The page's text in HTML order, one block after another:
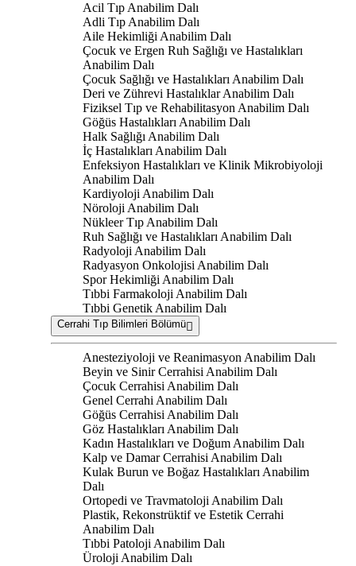
Acil Tıp Anabilim Dalı
Adli Tıp Anabilim Dalı
Aile Hekimliği Anabilim Dalı
Çocuk ve Ergen Ruh Sağlığı ve Hastalıkları
Anabilim Dalı
Çocuk Sağlığı ve Hastalıkları Anabilim Dalı
Deri ve Zührevi Hastalıklar Anabilim Dalı
Fiziksel Tıp ve Rehabilitasyon Anabilim Dalı
Göğüs Hastalıkları Anabilim Dalı
Halk Sağlığı Anabilim Dalı
İç Hastalıkları Anabilim Dalı
Enfeksiyon Hastalıkları ve Klinik Mikrobiyoloji
Anabilim Dalı
Kardiyoloji Anabilim Dalı
Nöroloji Anabilim Dalı
Nükleer Tıp Anabilim Dalı
Ruh Sağlığı ve Hastalıkları Anabilim Dalı
Radyoloji Anabilim Dalı
Radyasyon Onkolojisi Anabilim Dalı
Spor Hekimliği Anabilim Dalı
Tıbbi Farmakoloji Anabilim Dalı
Tıbbi Genetik Anabilim Dalı
Cerrahi Tıp Bilimleri Bölümü
Anesteziyoloji ve Reanimasyon Anabilim Dalı
Beyin ve Sinir Cerrahisi Anabilim Dalı
Çocuk Cerrahisi Anabilim Dalı
Genel Cerrahi Anabilim Dalı
Göğüs Cerrahisi Anabilim Dalı
Göz Hastalıkları Anabilim Dalı
Kadın Hastalıkları ve Doğum Anabilim Dalı
Kalp ve Damar Cerrahisi Anabilim Dalı
Kulak Burun ve Boğaz Hastalıkları Anabilim
Dalı
Ortopedi ve Travmatoloji Anabilim Dalı
Plastik, Rekonstrüktif ve Estetik Cerrahi
Anabilim Dalı
Tıbbi Patoloji Anabilim Dalı
Üroloji Anabilim Dalı